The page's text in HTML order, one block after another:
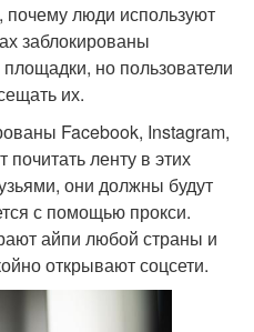
почему люди используют
заблокированы
но пользователи
их.
Facebook, Instagram,
почитать ленту в этих
они должны будут
с помощью прокси.
айпи любой страны и
открывают соцсети.